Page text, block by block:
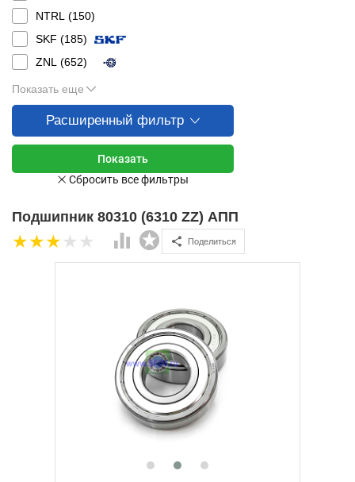
NTRL (150)
SKF (185)
ZNL (652)
Показать еще
Расширенный фильтр
Подшипник 80310 (6310 ZZ) АПП
Поделиться